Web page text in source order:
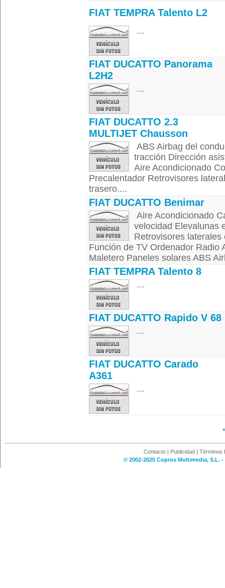
FIAT TEMPRA Talento L2
...
FIAT DUCATTO Panorama
L2H2
...
FIAT DUCATTO 2.3
MULTIJET Chausson
ABS Airbag del
tracción Dirección
Aire Acondicionado
Precalentador Retrovisores
trasero....
FIAT DUCATTO Benimar
Aire Acondicionado
velocidad Elevalunas
Retrovisores
Función de TV Ordenador Radio
Maletero Paneles solares ABS
FIAT TEMPRA Talento 8
...
FIAT DUCATTO Rapido V 68
...
FIAT DUCATTO Carado
A361
...
Contacto | Publicidad | Términos
© 2002-2025 Copros Multimedia, S.L.